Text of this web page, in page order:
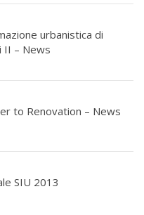
urbanistica di
II – News
to Renovation – News
SIU 2013